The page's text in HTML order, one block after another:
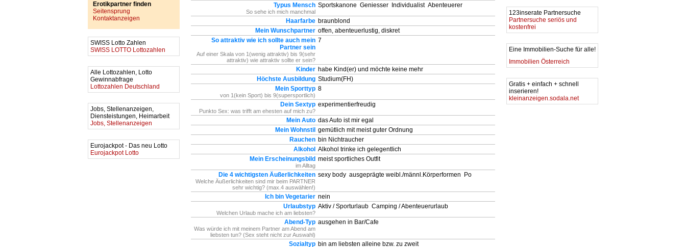
Erotikpartner finden
Seitensprung
Kontaktanzeigen
SWISS Lotto Zahlen
SWISS LOTTO Lottozahlen
Alle Lottozahlen, Lotto
Gewinnabfrage
Lottozahlen Deutschland
Jobs, Stellenanzeigen,
Diensteistungen, Heimarbeit
Jobs, Stellenanzeigen
Eurojackpot - Das neu Lotto
Eurojackpot Lotto
Typus Mensch
So sehe ich mich manchmal
Sportskanone Geniesser Individualist Abenteuerer
Haarfarbe braunblond
Mein Wunschpartner offen, abenteuerlustig, diskret
So attraktiv wie ich sollte auch mein
Partner sein
Auf einer Skala von 1(wenig attraktiv) bis 9(sehr
attraktiv) wie attraktiv sollte er sein?
7
Kinder habe Kind(er) und möchte keine mehr
Höchste Ausbildung Studium(FH)
Mein Sporttyp
von 1(kein Sport) bis 9(supersportlich)
8
Dein Sextyp
Punkto Sex: was trifft am ehesten auf mich zu?
experimentierfreudig
Mein Auto das Auto ist mir egal
Mein Wohnstil gemütlich mit meist guter Ordnung
Rauchen bin Nichtraucher
Alkohol Alkohol trinke ich gelegentlich
Mein Erscheinungsbild
im Alltag
meist sportliches Outfit
Die 4 wichtigsten Äußerlichkeiten
Welche Äußerlichkeiten sind mir beim PARTNER
sehr wichtig? (max.4 auswählen!)
sexy body ausgeprägte weibl./männl.Körperformen Po
Ich bin Vegetarier nein
Urlaubstyp
Welchen Urlaub mache ich am liebsten?
Aktiv / Sporturlaub Camping / Abenteuerurlaub
Abend-Typ
Was würde ich mit meinem Partner am Abend am
liebsten tun? (Sex steht nicht zur Auswahl)
ausgehen in Bar/Cafe
Sozialtyp bin am liebsten alleine bzw. zu zweit
123inserate Partnersuche
Partnersuche seriös und
kostenfrei
Eine Immobilien-Suche für alle!
Immobilien Österreich
Gratis + einfach + schnell
inserieren!
kleinanzeigen.sodala.net